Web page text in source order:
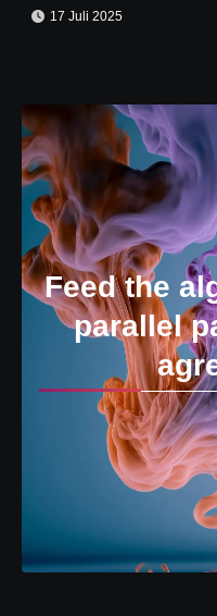
17 Juli 2025
Feed the
parallel